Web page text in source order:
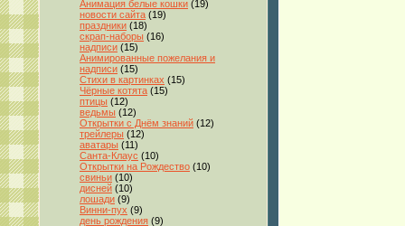
Анимация белые кошки (19)
новости сайта (19)
праздники (18)
скрап-наборы (16)
надписи (15)
Анимированные пожелания и
надписи (15)
Стихи в картинках (15)
Чёрные котята (15)
птицы (12)
ведьмы (12)
Открытки с Днём знаний (12)
трейлеры (12)
аватары (11)
Санта-Клаус (10)
Открытки на Рождество (10)
свиньи (10)
дисней (10)
лошади (9)
Винни-пух (9)
день рождения (9)